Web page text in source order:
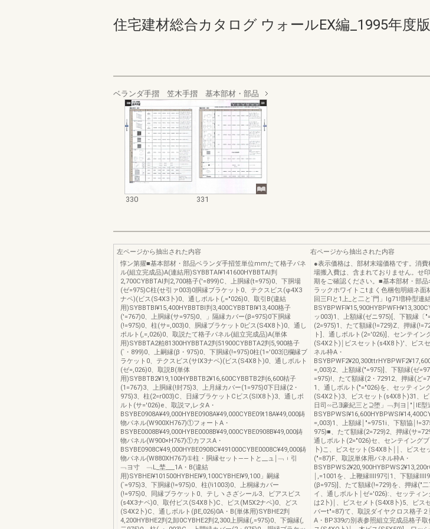
住宅建材総合カタログ ウォールEX編_1995年度
ベランダ手摺 笠木手摺 基本部材・部品
330 331
左ページから抽出された内容
惇ン第擢■基本部材・部品ベランダ手招笠単位mmたて格子パネ
ル(組立完成品)A(連結用)SYBBTAl¥141600HYBBTAl判
2,700CYBBTAl判2,700格子('=899)C、上胴縁(t=975)0、下胴場
(ゼ=975)C柱(せ引ァ003)0胴縁ブラケット0、テクスビス(φ4X3
ナペ)(ビス(S4X3卜)0、通しポルト(,=″026)0、取引B(違結
用)SYBBTBl¥15,400HYBBTBl判3,400CYBBTBl¥13,400格子
('=767)0、上胴縁(サ=975)0、」隔縁カバー(β=975)0下胴縁
(!=975)0、柱(サ=,003)0、胴縁ブラケット0ビス(S4X8卜)0、通し
ポルト(,=,026)0、取説たて格子パネル(組立完成品)A(単体
用)SYBBTA2粕81300HYBBTA2判51900CYBBTA2判5,900格子
(`・899)0、上嗣縁(β・975)0、下胴縁(!=975)0柱(1=′003氾欄縁ブ
ラケット0、テクスビス(サlX3ナペ)(ビス(S4X8卜)0、通しボルト
(ゼ=,026)0、取説B(単体
用)SYBBTB2¥19,100HYBBTB2¥16,600CYBBTB2判6,600桔子
(1=767)3、上胴縁(!封75)3、上月縁カバー(1=975)0下日縁(2・
975)3、柱(2=r003)C、日縁ブラケットCビス(SlX8卜)3、通しポ
ルト(サ=′026)e、取説マ,レタA・
BSYBE0908A¥49,000HYBE0908A¥49,000CYBE09t18A¥49,000鋳
物パネル(W900XH767)①フォートA・
BSYBE0008B¥49,000HYBE0008B¥49,000CYBE0908B¥49,000鋳
物パネル(W900×H767)①カフスA・
BSYBE0908C¥49,000HYBE0908C¥491000CYBE0008C¥49,000鋳
物パネル(W880XH767)①柱・胴縁セット――トと__ュ￨﹁︲引
﹁ヨ寸 ﹁L_埜___1A・B(違結
用)SYBHEl¥101500HYBHEl¥9,100CYBHEl¥9,100」嗣縁
(`=975)3、下胴縁(!=975)0、柱(!i1003)0、上桐縁カバー
(!=975)0、同縁ブラケット0、テしヽさざシール3、ビアスビス
(s4X3ナペ)0、取付ビス(S4X8卜)C、ビス(M5X2ナペ)0、どス
(S4X2卜)C、通しボルト(βE,026)0A・B(単体用)SYBHE2判
4,200HYBHE2判2,卸0CYBHE2判2,300上胴縁(,=975)0、下煽縁(,
右ページから抽出された内容
●表示価格は、部材末端価格です。消
場搬入費は、含まれておりません。せ
期をご確認ください。■基本部材・部
ラックホワイトこtまく色梱包明細ネ面
回三FIと1上_と二と`門」lg71増枠型連
ッ003)1、上額縁(ゼニ975)[、下観縁〔
(2=975)1、たて額縁(!=729)Z、押縁
ト]、通しボルト(2=′026)]、センテイ
(S4X2卜)￨ビスセット(s4X8卜)'、ビス
ネル枠A・
=,003)2、上額縁(″=975)]、下額縁(ゼ
=975)!、たて額縁(2・72912、押縁(ど
1、通しボルト(″=″026)を、セッティン
(S4X2卜)3、ビスセット(s4X8卜)31、
日司∽己∃豪紀三と⊇堕」﹁判ヨ￨"￨lE型
=,003)1、上額縁￨″=9751i、下額協￨
975)■、たて額縁(2=729)2、押縁(サ
通しボルト(2=″026)セ、センテイング
卜)こ、ビスセット(S4X8卜￨￨、ビスセ
(″=87)F、取説単体用パネル枠A・
￨,=1001を、上鞭縁IⅢ97引1、下額縁
(β=975)]、たて額縁(!=729)を、押縁(″
イ、通しボルト￨ゼ=′026):、セッティ
は2卜)￨、ビスセメト(S4X8卜)5、ビス
バーt″=87)て、取説ダイヤクロス格子
A・BP339の別表参照組立完成品格子